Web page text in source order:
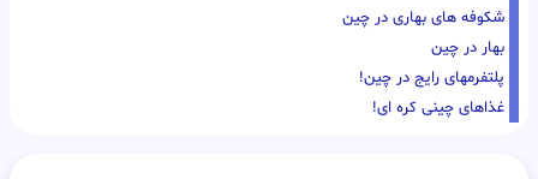
شکوفه های بهاری در چین
بهار در چین
پلتفرمهای رایج در چین!
غذاهای چینی کره ای!